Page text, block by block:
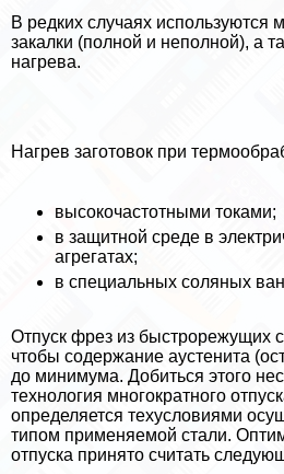
В редких случаях используются
закалки (полной и неполной), а
нагрева.
Нагрев заготовок при
высокочастотными токами;
в защитной среде в
агрегатах;
в специальных соляных
Отпуск фрез из быстрорежущих
чтобы содержание аустенита
до минимума. Добиться этого
технология многократного
определяется техусловиями
типом применяемой стали.
отпуска принято считать